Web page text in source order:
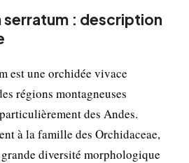
: description
est une orchidée vivace
régions montagneuses
des Andes.
à la famille des Orchidaceae,
diversité morphologique